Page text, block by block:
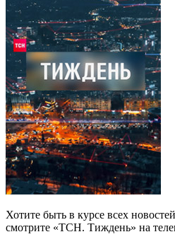
Хотите быть в курсе всех
смотрите «ТСН. Тиждень» на